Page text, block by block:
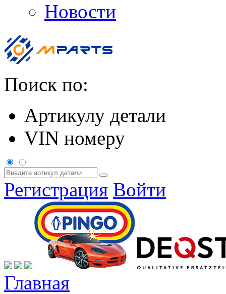
Новости
Поиск по:
Артикулу детали
VIN номеру
Регистрация Войти
Главная